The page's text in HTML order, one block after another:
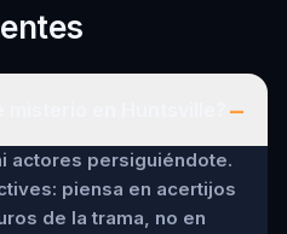
–
actores persiguiéndote.
piensa en acertijos
de la trama, no en